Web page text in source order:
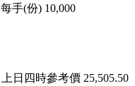
每手(份) 10,000
上日四時參考價 25,505.50